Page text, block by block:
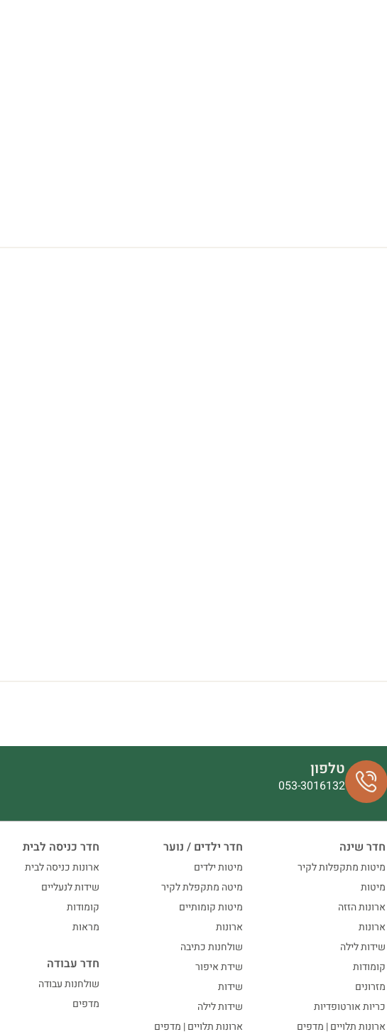
טלפון
053-3016132
חדר שינה
מיטות מתקפלות לקיר
מיטות
ארונות הזזה
ארונות
שידות לילה
קומודות
מזרונים
כריות אורטופדיות
ארונות תלויים | מדפים
חדר ילדים / נוער
מיטות ילדים
מיטה מתקפלת לקיר
מיטות קומותיים
ארונות
שולחנות כתיבה
שידת איפור
שידות
שידות לילה
ארונות תלויים | מדפים
חדר כניסה לבית
ארונות כניסה לבית
שידות לנעליים
קומודות
מראות
חדר עבודה
שולחנות עבודה
מדפים